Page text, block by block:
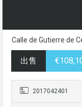
Calle de Gutierre de
出售
2017042401